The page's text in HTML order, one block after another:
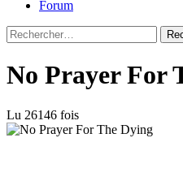
Forum
Rechercher :
No Prayer For
Lu 26146 fois